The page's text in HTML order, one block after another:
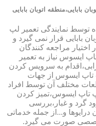
بابایی،منطقه اتوبان بابایی
توسط نمایندگی تعمیر لپ
بابایی قرار نمی گیرد و
مراجعه کنندگان
ایسوس نیاز به تعمیر
به سرویس کردن
تاپ ایسوس از جهات
مختلف آن توسط افراد
ایسوس،تمیز کردن
گرد و غبار،بررسی
و...از جمله خدماتی
صورت می گیرد.